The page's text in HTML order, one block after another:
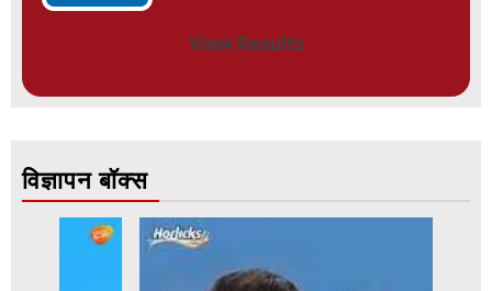
View Results
विज्ञापन बॉक्स